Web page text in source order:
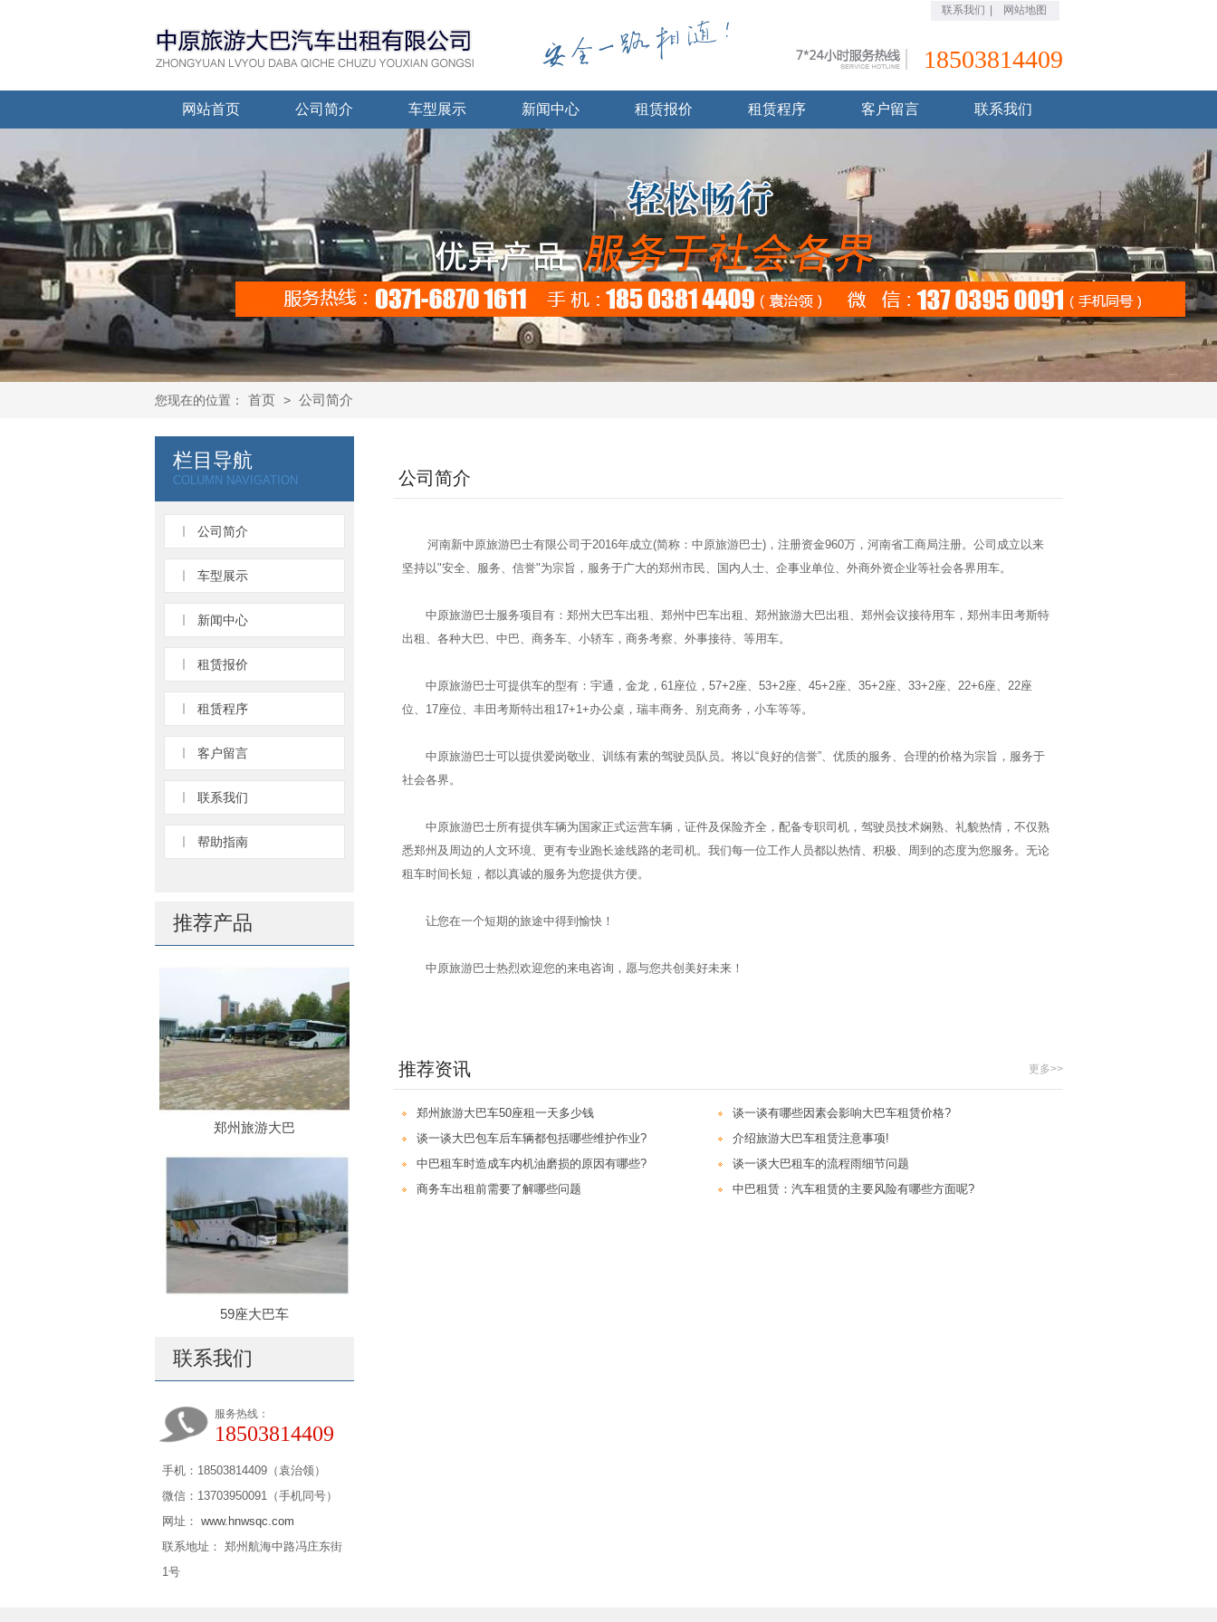
联系我们 网站地图
18503814409
网站首页 公司简介 车型展示 新闻中心 租赁报价 租赁程序 客户留言 联系我们
您现在的位置： 首页 > 公司简介
栏目导航
COLUMN NAVIGATION
公司简介
车型展示
新闻中心
租赁报价
租赁程序
客户留言
联系我们
帮助指南
推荐产品
郑州旅游大巴
59座大巴车
联系我们
服务热线：
18503814409
手机：18503814409（袁治领）
微信：13703950091（手机同号）
网址： www.hnwsqc.com
联系地址： 郑州航海中路冯庄东街
1号
公司简介
河南新中原旅游巴士有限公司于2016年成立(简称：中原旅游巴士)，注册资金960万，河南省工商局注册。公司成立以来
坚持以"安全、服务、信誉"为宗旨，服务于广大的郑州市民、国内人士、企事业单位、外商外资企业等社会各界用车。
中原旅游巴士服务项目有：郑州大巴车出租、郑州中巴车出租、郑州旅游大巴出租、郑州会议接待用车，郑州丰田考斯特
出租、各种大巴、中巴、商务车、小轿车，商务考察、外事接待、等用车。
中原旅游巴士可提供车的型有：宇通，金龙，61座位，57+2座、53+2座、45+2座、35+2座、33+2座、22+6座、22座
位、17座位、丰田考斯特出租17+1+办公桌，瑞丰商务、别克商务，小车等等。
中原旅游巴士可以提供爱岗敬业、训练有素的驾驶员队员。将以“良好的信誉”、优质的服务、合理的价格为宗旨，服务于
社会各界。
中原旅游巴士所有提供车辆为国家正式运营车辆，证件及保险齐全，配备专职司机，驾驶员技术娴熟、礼貌热情，不仅熟
悉郑州及周边的人文环境、更有专业跑长途线路的老司机。我们每一位工作人员都以热情、积极、周到的态度为您服务。无论
租车时间长短，都以真诚的服务为您提供方便。
让您在一个短期的旅途中得到愉快！
中原旅游巴士热烈欢迎您的来电咨询，愿与您共创美好未来！
推荐资讯 更多>>
郑州旅游大巴车50座租一天多少钱
谈一谈有哪些因素会影响大巴车租赁价格?
谈一谈大巴包车后车辆都包括哪些维护作业?
介绍旅游大巴车租赁注意事项!
中巴租车时造成车内机油磨损的原因有哪些?
谈一谈大巴租车的流程雨细节问题
商务车出租前需要了解哪些问题
中巴租赁：汽车租赁的主要风险有哪些方面呢?